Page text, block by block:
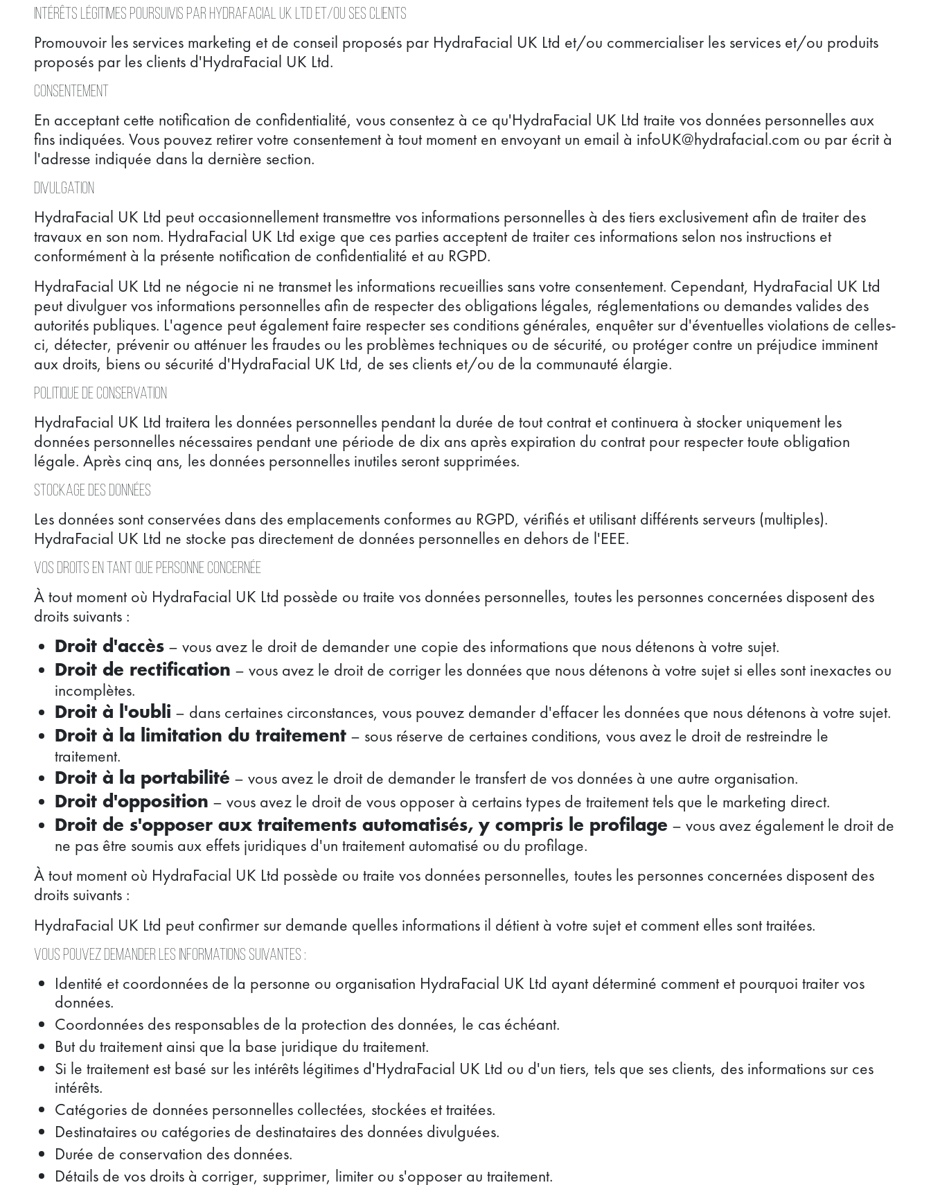
Intérêts légitimes poursuivis par HydraFacial UK Ltd et/ou ses clients
Promouvoir les services marketing et de conseil proposés par HydraFacial UK Ltd et/ou commercialiser les services et/ou produits
proposés par les clients d'HydraFacial UK Ltd.
Consentement
En acceptant cette notification de confidentialité, vous consentez à ce qu'HydraFacial UK Ltd traite vos données personnelles aux
fins indiquées. Vous pouvez retirer votre consentement à tout moment en envoyant un email à infoUK@hydrafacial.com ou par écrit à
l'adresse indiquée dans la dernière section.
Divulgation
HydraFacial UK Ltd peut occasionnellement transmettre vos informations personnelles à des tiers exclusivement afin de traiter des
travaux en son nom. HydraFacial UK Ltd exige que ces parties acceptent de traiter ces informations selon nos instructions et
conformément à la présente notification de confidentialité et au RGPD.
HydraFacial UK Ltd ne négocie ni ne transmet les informations recueillies sans votre consentement. Cependant, HydraFacial UK Ltd
peut divulguer vos informations personnelles afin de respecter des obligations légales, réglementations ou demandes valides des
autorités publiques. L'agence peut également faire respecter ses conditions générales, enquêter sur d'éventuelles violations de celles-
ci, détecter, prévenir ou atténuer les fraudes ou les problèmes techniques ou de sécurité, ou protéger contre un préjudice imminent
aux droits, biens ou sécurité d'HydraFacial UK Ltd, de ses clients et/ou de la communauté élargie.
Politique de conservation
HydraFacial UK Ltd traitera les données personnelles pendant la durée de tout contrat et continuera à stocker uniquement les
données personnelles nécessaires pendant une période de dix ans après expiration du contrat pour respecter toute obligation
légale. Après cinq ans, les données personnelles inutiles seront supprimées.
Stockage des données
Les données sont conservées dans des emplacements conformes au RGPD, vérifiés et utilisant différents serveurs (multiples).
HydraFacial UK Ltd ne stocke pas directement de données personnelles en dehors de l'EEE.
Vos droits en tant que personne concernée
À tout moment où HydraFacial UK Ltd possède ou traite vos données personnelles, toutes les personnes concernées disposent des
droits suivants :
Droit d'accès– vous avez le droit de demander une copie des informations que nous détenons à votre sujet.
Droit de rectification – vous avez le droit de corriger les données que nous détenons à votre sujet si elles sont inexactes ou
incomplètes.
Droit à l'oubli – dans certaines circonstances, vous pouvez demander d'effacer les données que nous détenons à votre sujet.
Droit à la limitation du traitement– sous réserve de certaines conditions, vous avez le droit de restreindre le
traitement.
Droit à la portabilité – vous avez le droit de demander le transfert de vos données à une autre organisation.
Droit d'opposition – vous avez le droit de vous opposer à certains types de traitement tels que le marketing direct.
Droit de s'opposer aux traitements automatisés, y compris le profilage – vous avez également le droit de
ne pas être soumis aux effets juridiques d'un traitement automatisé ou du profilage.
À tout moment où HydraFacial UK Ltd possède ou traite vos données personnelles, toutes les personnes concernées disposent des
droits suivants :
HydraFacial UK Ltd peut confirmer sur demande quelles informations il détient à votre sujet et comment elles sont traitées.
Vous pouvez demander les informations suivantes :
Identité et coordonnées de la personne ou organisation HydraFacial UK Ltd ayant déterminé comment et pourquoi traiter vos
données.
Coordonnées des responsables de la protection des données, le cas échéant.
But du traitement ainsi que la base juridique du traitement.
Si le traitement est basé sur les intérêts légitimes d'HydraFacial UK Ltd ou d'un tiers, tels que ses clients, des informations sur ces
intérêts.
Catégories de données personnelles collectées, stockées et traitées.
Destinataires ou catégories de destinataires des données divulguées.
Durée de conservation des données.
Détails de vos droits à corriger, supprimer, limiter ou s'opposer au traitement.